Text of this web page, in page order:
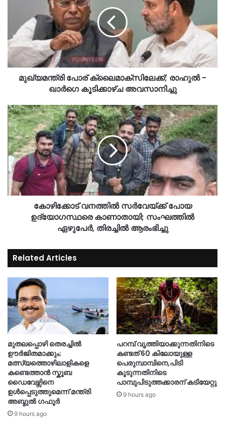
മുഖ്യമന്ത്രി പോര് ക്ലൈമാക്സിലേക്ക്; രാഹുൽ -
ഖാർഗെ കൂടിക്കാഴ്ച അവസാനിച്ചു
കോഴിക്കോട് വനത്തില്‍ സര്‍വേയ്ക്ക് പോയ
ഉദ്യോഗസ്ഥരെ കാണാതായി; സംഘത്തില്‍
ഏഴുപേര്‍, തിരച്ചില്‍ ആരംഭിച്ചു
Related Articles
മുതലപ്പൊഴി തെരച്ചിൽ
ഊർജിതമാക്കും;
മത്സ്യത്തൊഴിലാളികളെ
കണ്ടെത്താൻ സ്കൂബ
ഡൈവേഴ്സിനെ
ഉൾപ്പെടുത്തുമെന്ന് മന്ത്രി
അബ്ദുൽ ഗഫൂർ
9 hours ago
പറമ്പ് വൃത്തിയാക്കുന്നതിനിടെ
കണ്ടത് 60 കിലോയുള്ള
പെരുമ്പാമ്പിനെ,പിടി
കൂടുന്നതിനിടെ
പാമ്പുപിടുത്തക്കാരന് കടിയേറ്റു
9 hours ago